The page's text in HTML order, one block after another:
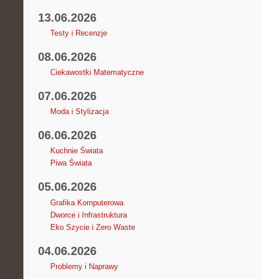
13.06.2026
Testy i Recenzje
08.06.2026
Ciekawostki Matematyczne
07.06.2026
Moda i Stylizacja
06.06.2026
Kuchnie Świata
Piwa Świata
05.06.2026
Grafika Komputerowa
Dworce i Infrastruktura
Eko Szycie i Zero Waste
04.06.2026
Problemy i Naprawy